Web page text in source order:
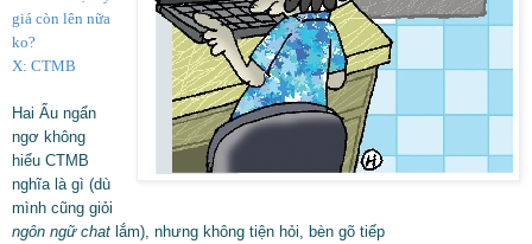
giá còn lên nữa
ko?
X: CTMB
Hai Ẩu ngẩn
ngơ không
hiểu CTMB
nghĩa là gì (dù
mình cũng giỏi
ngôn ngữ chat lắm), nhưng không tiện hỏi, bèn gõ tiếp